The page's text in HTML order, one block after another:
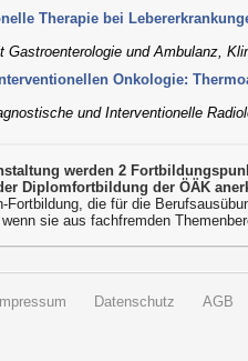
Therapie bei
Gastroenterologie und Ambulanz,
Onkologie:
und Interventionelle
werden 2
Diplomfortbildung der ÖÄK
Fortbildung, die für die
sie aus fachfremden
Datenschutz AGB